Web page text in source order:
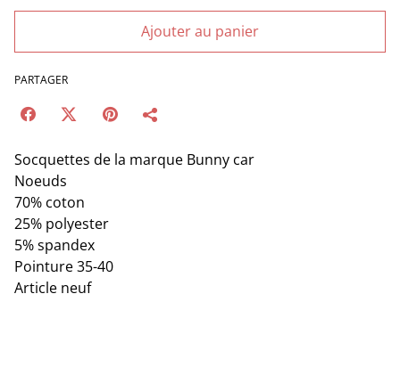
Ajouter au panier
PARTAGER
Socquettes de la marque Bunny car
Noeuds
70% coton
25% polyester
5% spandex
Pointure 35-40
Article neuf